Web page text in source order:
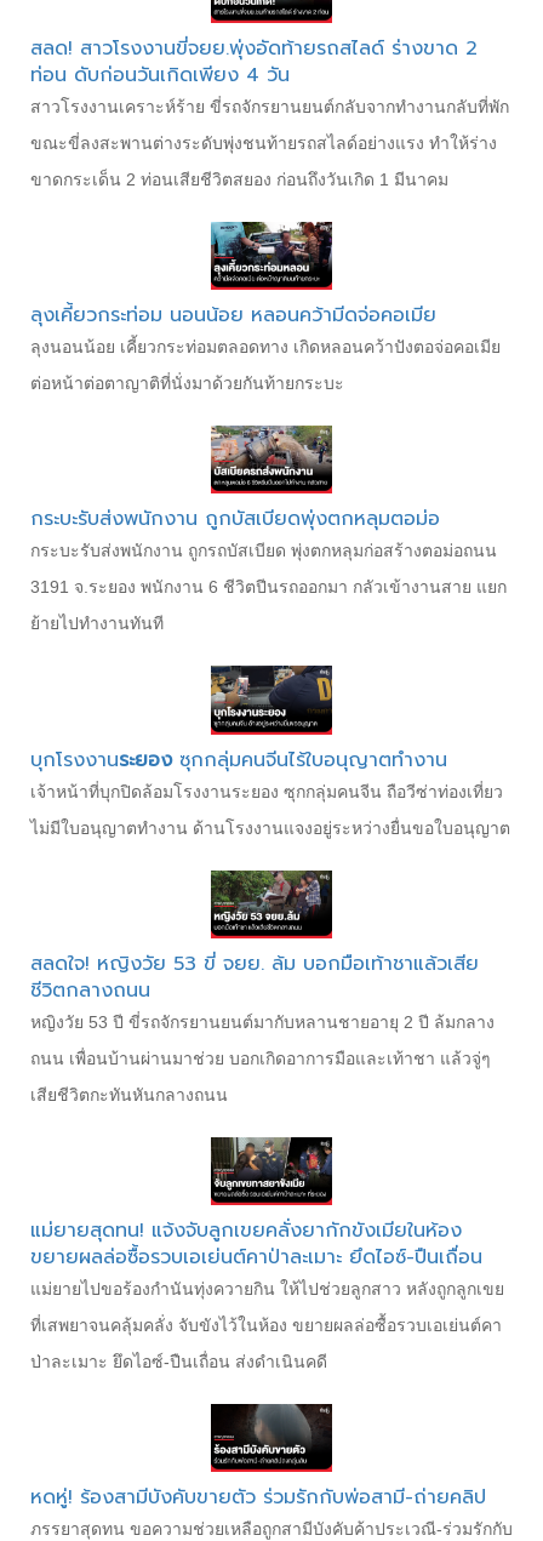
สลด! สาวโรงงานขี่จยย.พุ่งอัดท้ายรถสไลด์ ร่างขาด 2
ท่อน ดับก่อนวันเกิดเพียง 4 วัน
สาวโรงงานเคราะห์ร้าย ขี่รถจักรยานยนต์กลับจากทำงานกลับที่พัก
ขณะขี่ลงสะพานต่างระดับพุ่งชนท้ายรถสไลด์อย่างแรง ทำให้ร่าง
ขาดกระเด็น 2 ท่อนเสียชีวิตสยอง ก่อนถึงวันเกิด 1 มีนาคม
ลุงเคี้ยวกระท่อม นอนน้อย หลอนคว้ามีดจ่อคอเมีย
ลุงนอนน้อย เคี้ยวกระท่อมตลอดทาง เกิดหลอนคว้าปังตอจ่อคอเมีย
ต่อหน้าต่อตาญาติที่นั่งมาด้วยกันท้ายกระบะ
กระบะรับส่งพนักงาน ถูกบัสเบียดพุ่งตกหลุมตอม่อ
กระบะรับส่งพนักงาน ถูกรถบัสเบียด พุ่งตกหลุมก่อสร้างตอม่อถนน
3191 จ.ระยอง พนักงาน 6 ชีวิตปีนรถออกมา กลัวเข้างานสาย แยก
ย้ายไปทำงานทันที
บุกโรงงานระยองซุกกลุ่มคนจีนไร้ใบอนุญาตทำงาน
เจ้าหน้าที่บุกปิดล้อมโรงงานระยอง ซุกกลุ่มคนจีน ถือวีซ่าท่องเที่ยว
ไม่มีใบอนุญาตทำงาน ด้านโรงงานแจงอยู่ระหว่างยื่นขอใบอนุญาต
สลดใจ! หญิงวัย 53 ขี่ จยย. ล้ม บอกมือเท้าชาแล้วเสีย
ชีวิตกลางถนน
หญิงวัย 53 ปี ขี่รถจักรยานยนต์มากับหลานชายอายุ 2 ปี ล้มกลาง
ถนน เพื่อนบ้านผ่านมาช่วย บอกเกิดอาการมือและเท้าชา แล้วจู่ๆ
เสียชีวิตกะทันหันกลางถนน
แม่ยายสุดทน! แจ้งจับลูกเขยคลั่งยากักขังเมียในห้อง
ขยายผลล่อซื้อรวบเอเย่นต์คาป่าละเมาะ ยึดไอซ์-ปืนเถื่อน
แม่ยายไปขอร้องกำนันทุ่งควายกิน ให้ไปช่วยลูกสาว หลังถูกลูกเขย
ที่เสพยาจนคลุ้มคลั่ง จับขังไว้ในห้อง ขยายผลล่อซื้อรวบเอเย่นต์คา
ป่าละเมาะ ยึดไอซ์-ปืนเถื่อน ส่งดำเนินคดี
หดหู่! ร้องสามีบังคับขายตัว ร่วมรักกับพ่อสามี-ถ่ายคลิป
ภรรยาสุดทน ขอความช่วยเหลือถูกสามีบังคับค้าประเวณี-ร่วมรักกับ